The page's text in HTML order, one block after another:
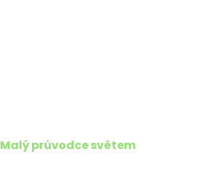
Malý průvodce světem